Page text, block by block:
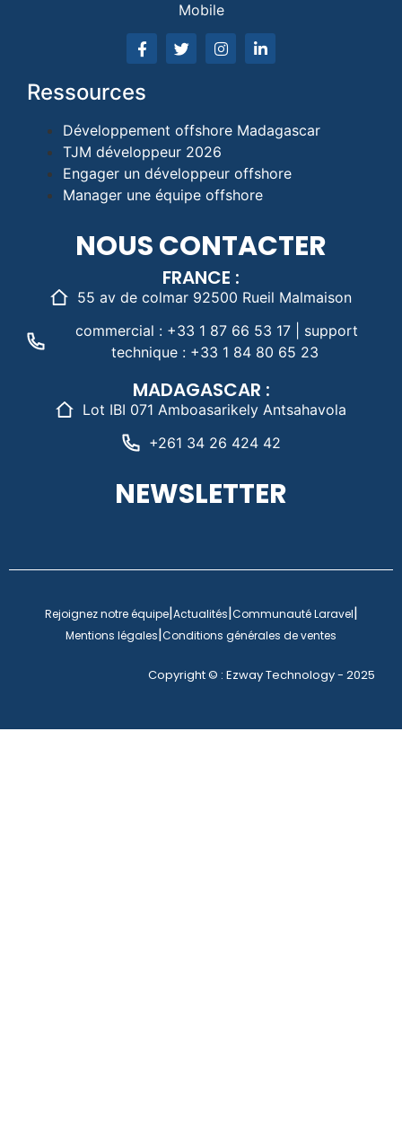
Mobile
Ressources
Développement offshore Madagascar
TJM développeur 2026
Engager un développeur offshore
Manager une équipe offshore
NOUS CONTACTER
FRANCE :
55 av de colmar 92500 Rueil Malmaison
commercial : +33 1 87 66 53 17 | support
technique : +33 1 84 80 65 23
MADAGASCAR :
Lot IBI 071 Amboasarikely Antsahavola
+261 34 26 424 42
NEWSLETTER
Rejoignez notre équipe|Actualités|Communauté Laravel|
Mentions légales|Conditions générales de ventes
Copyright © : Ezway Technology - 2025